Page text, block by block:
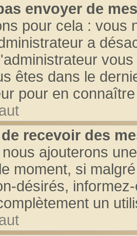
envoyer de
pour cela : vous
a
êtes dans le
pour en
recevoir des
ajouterons
moment, si
désirés,
un